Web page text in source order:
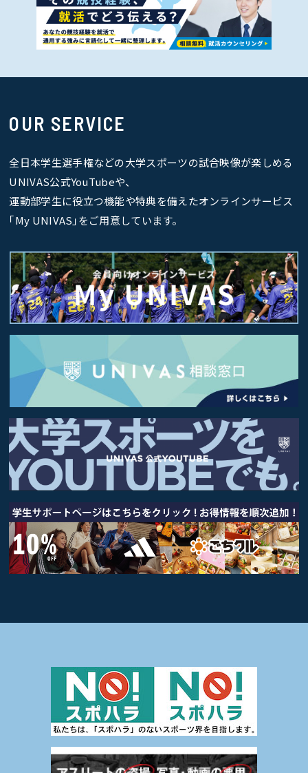
OUR SERVICE
全日本学生選手権などの大学スポーツの試合映像が楽しめる
UNIVAS公式YouTubeや、
運動部学生に役立つ機能や特典を備えたオンラインサービス
｢My UNIVAS｣をご用意しています。